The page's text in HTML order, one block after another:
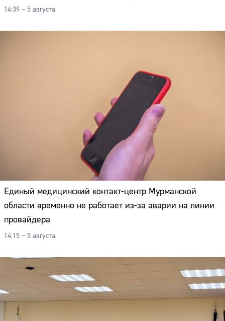
14:39 – 5 августа
Единый медицинский контакт-центр Мурманской
области временно не работает из-за аварии на линии
провайдера
14:15 – 5 августа